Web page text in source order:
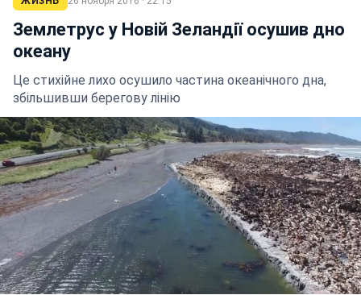
Землетрус у Новій Зеландії осушив дно
океану
Це стихійне лихо осушило частина океанічного дна,
збільшивши берегову лінію